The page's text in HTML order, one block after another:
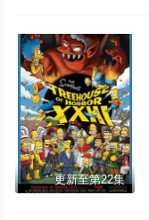
更新至第22集